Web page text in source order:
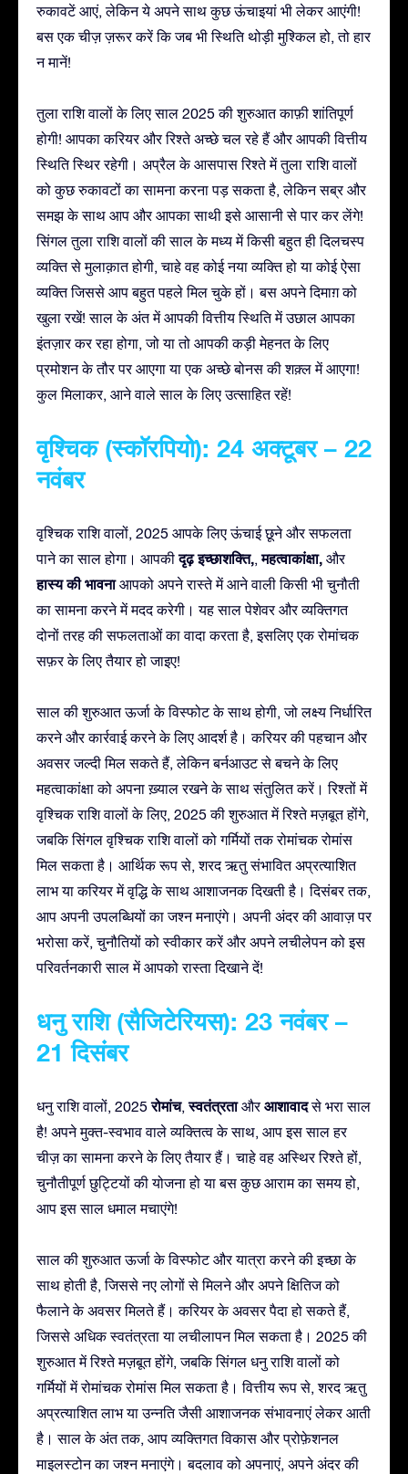
रुकावटें आएं, लेकिन ये अपने साथ कुछ ऊंचाइयां भी लेकर आएंगी!
बस एक चीज़ ज़रूर करें कि जब भी स्थिति थोड़ी मुश्किल हो, तो हार
न मानें!
तुला राशि वालों के लिए साल 2025 की शुरुआत काफ़ी शांतिपूर्ण
होगी! आपका करियर और रिश्ते अच्छे चल रहे हैं और आपकी वित्तीय
स्थिति स्थिर रहेगी। अप्रैल के आसपास रिश्ते में तुला राशि वालों
को कुछ रुकावटों का सामना करना पड़ सकता है, लेकिन सब्र और
समझ के साथ आप और आपका साथी इसे आसानी से पार कर लेंगे!
सिंगल तुला राशि वालों की साल के मध्य में किसी बहुत ही दिलचस्प
व्यक्ति से मुलाक़ात होगी, चाहे वह कोई नया व्यक्ति हो या कोई ऐसा
व्यक्ति जिससे आप बहुत पहले मिल चुके हों। बस अपने दिमाग़ को
खुला रखें! साल के अंत में आपकी वित्तीय स्थिति में उछाल आपका
इंतज़ार कर रहा होगा, जो या तो आपकी कड़ी मेहनत के लिए
प्रमोशन के तौर पर आएगा या एक अच्छे बोनस की शक़्ल में आएगा!
कुल मिलाकर, आने वाले साल के लिए उत्साहित रहें!
वृश्चिक (स्कॉरपियो): 24 अक्टूबर – 22
नवंबर
वृश्चिक राशि वालों, 2025 आपके लिए ऊंचाई छूने और सफलता
पाने का साल होगा। आपकीदृढ़ इच्छाशक्ति,,महत्वाकांक्षा, और
हास्य की भावनाआपको अपने रास्ते में आने वाली किसी भी चुनौती
का सामना करने में मदद करेगी। यह साल पेशेवर और व्यक्तिगत
दोनों तरह की सफलताओं का वादा करता है, इसलिए एक रोमांचक
सफ़र के लिए तैयार हो जाइए!
साल की शुरुआत ऊर्जा के विस्फोट के साथ होगी, जो लक्ष्य निर्धारित
करने और कार्रवाई करने के लिए आदर्श है। करियर की पहचान और
अवसर जल्दी मिल सकते हैं, लेकिन बर्नआउट से बचने के लिए
महत्वाकांक्षा को अपना ख़्याल रखने के साथ संतुलित करें। रिश्तों में
वृश्चिक राशि वालों के लिए, 2025 की शुरुआत में रिश्ते मज़बूत होंगे,
जबकि सिंगल वृश्चिक राशि वालों को गर्मियों तक रोमांचक रोमांस
मिल सकता है। आर्थिक रूप से, शरद ऋतु संभावित अप्रत्याशित
लाभ या करियर में वृद्धि के साथ आशाजनक दिखती है। दिसंबर तक,
आप अपनी उपलब्धियों का जश्न मनाएंगे। अपनी अंदर की आवाज़ पर
भरोसा करें, चुनौतियों को स्वीकार करें और अपने लचीलेपन को इस
परिवर्तनकारी साल में आपको रास्ता दिखाने दें!
धनु राशि (सैजिटेरियस): 23 नवंबर –
21 दिसंबर
धनु राशि वालों, 2025रोमांच,स्वतंत्रताऔरआशावादसे भरा साल
है! अपने मुक्त-स्वभाव वाले व्यक्तित्व के साथ, आप इस साल हर
चीज़ का सामना करने के लिए तैयार हैं। चाहे वह अस्थिर रिश्ते हों,
चुनौतीपूर्ण छुट्टियों की योजना हो या बस कुछ आराम का समय हो,
आप इस साल धमाल मचाएंगे!
साल की शुरुआत ऊर्जा के विस्फोट और यात्रा करने की इच्छा के
साथ होती है, जिससे नए लोगों से मिलने और अपने क्षितिज को
फैलाने के अवसर मिलते हैं। करियर के अवसर पैदा हो सकते हैं,
जिससे अधिक स्वतंत्रता या लचीलापन मिल सकता है। 2025 की
शुरुआत में रिश्ते मज़बूत होंगे, जबकि सिंगल धनु राशि वालों को
गर्मियों में रोमांचक रोमांस मिल सकता है। वित्तीय रूप से, शरद ऋतु
अप्रत्याशित लाभ या उन्नति जैसी आशाजनक संभावनाएं लेकर आती
है। साल के अंत तक, आप व्यक्तिगत विकास और प्रोफ़ेशनल
माइलस्टोन का जश्न मनाएंगे। बदलाव को अपनाएं, अपने अंदर की